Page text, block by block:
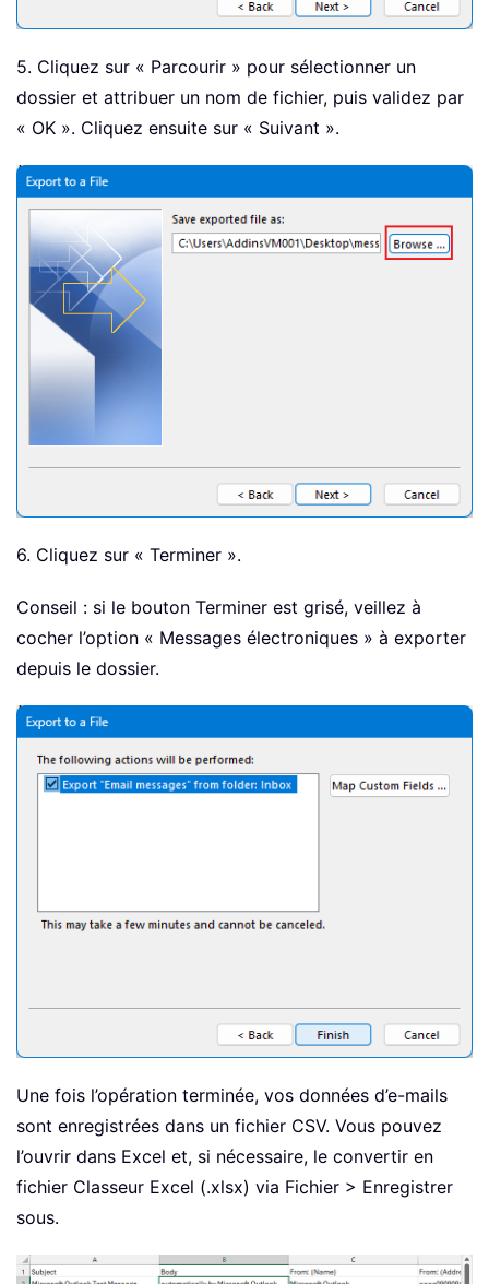
5. Cliquez sur « Parcourir » pour sélectionner un
dossier et attribuer un nom de fichier, puis validez par
« OK ». Cliquez ensuite sur « Suivant ».
6. Cliquez sur « Terminer ».
Conseil : si le bouton Terminer est grisé, veillez à
cocher l’option « Messages électroniques » à exporter
depuis le dossier.
Une fois l’opération terminée, vos données d’e-mails
sont enregistrées dans un fichier CSV. Vous pouvez
l’ouvrir dans Excel et, si nécessaire, le convertir en
fichier Classeur Excel (.xlsx) via Fichier > Enregistrer
sous.